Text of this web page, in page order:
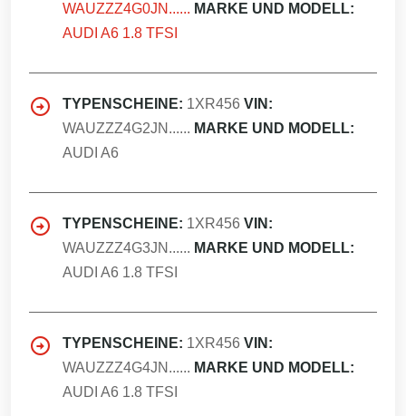
WAUZZZ4G0JN...... MARKE UND MODELL:
AUDI A6 1.8 TFSI
TYPENSCHEINE: 1XR456 VIN:
WAUZZZ4G2JN...... MARKE UND MODELL:
AUDI A6
TYPENSCHEINE: 1XR456 VIN:
WAUZZZ4G3JN...... MARKE UND MODELL:
AUDI A6 1.8 TFSI
TYPENSCHEINE: 1XR456 VIN:
WAUZZZ4G4JN...... MARKE UND MODELL:
AUDI A6 1.8 TFSI